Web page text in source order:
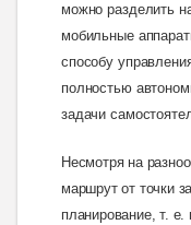
можно разделить
мобильные
способу
полностью
задачи
Несмотря на
маршрут от точки
планирование, т. е.